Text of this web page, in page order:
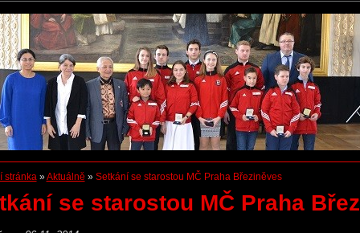
stránka»Aktuálně » Setkání se starostou MČ Praha Březiněves
se starostou MČ Praha